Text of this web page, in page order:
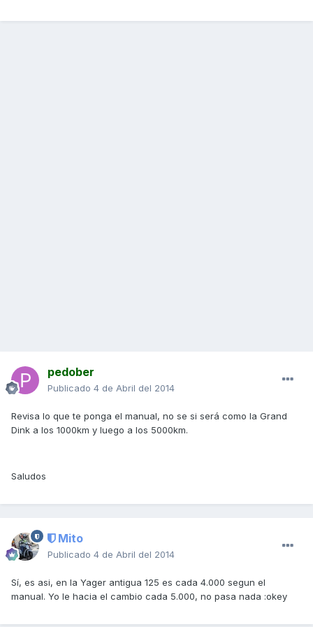
pedober
Publicado 4 de Abril del 2014
Revisa lo que te ponga el manual, no se si será como la Grand
Dink a los 1000km y luego a los 5000km.
Saludos
Mito
Publicado 4 de Abril del 2014
Sí, es asi, en la Yager antigua 125 es cada 4.000 segun el
manual. Yo le hacia el cambio cada 5.000, no pasa nada :okey